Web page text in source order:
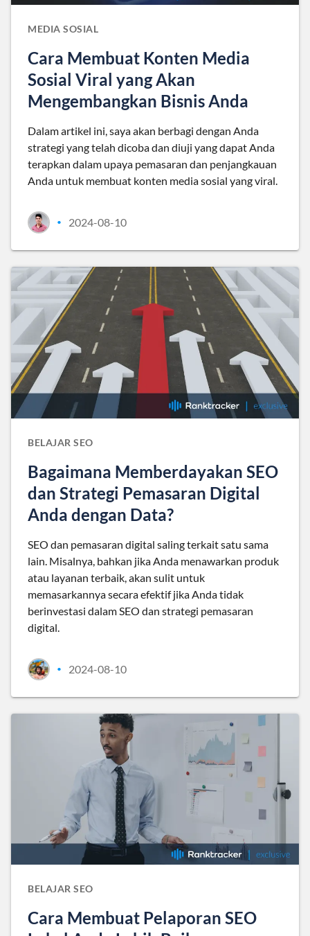
MEDIA SOSIAL
Cara Membuat Konten Media
Sosial Viral yang Akan
Mengembangkan Bisnis Anda
Dalam artikel ini, saya akan berbagi dengan Anda
strategi yang telah dicoba dan diuji yang dapat Anda
terapkan dalam upaya pemasaran dan penjangkauan
Anda untuk membuat konten media sosial yang viral.
• 2024-08-10
BELAJAR SEO
Bagaimana Memberdayakan SEO
dan Strategi Pemasaran Digital
Anda dengan Data?
SEO dan pemasaran digital saling terkait satu sama
lain. Misalnya, bahkan jika Anda menawarkan produk
atau layanan terbaik, akan sulit untuk
memasarkannya secara efektif jika Anda tidak
berinvestasi dalam SEO dan strategi pemasaran
digital.
• 2024-08-10
BELAJAR SEO
Cara Membuat Pelaporan SEO